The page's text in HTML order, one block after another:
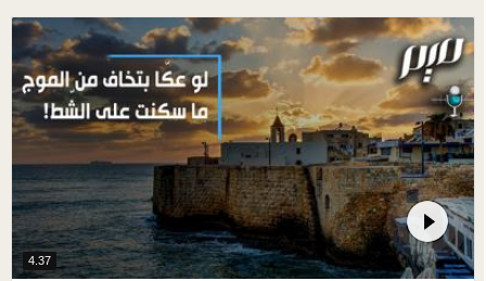
4.37